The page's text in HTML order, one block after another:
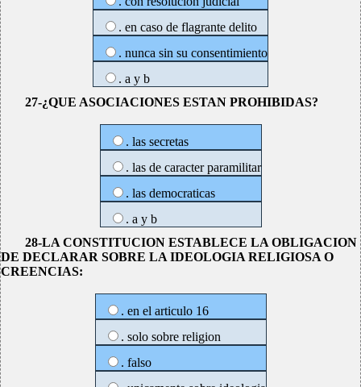
. en caso de flagrante delito
. nunca sin su consentimiento
. a y b
27-¿QUE ASOCIACIONES ESTAN PROHIBIDAS?
. las secretas
. las de caracter paramilitar
. las democraticas
. a y b
28-LA CONSTITUCION ESTABLECE LA OBLIGACION
DE DECLARAR SOBRE LA IDEOLOGIA RELIGIOSA O
CREENCIAS:
. en el articulo 16
. solo sobre religion
. falso